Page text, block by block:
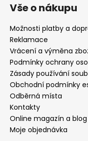
Vše o nákupu
Možnosti platby a
Reklamace
Vrácení a výměna
Podmínky ochrany
Zásady používání
Obchodní podmínky
Odběrná místa
Kontakty
Online magazín a blog
Moje objednávka